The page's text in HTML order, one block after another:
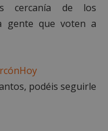
cercanía de los
gente que voten a
podéis seguirle
YouTube
.youtube.com
semanas